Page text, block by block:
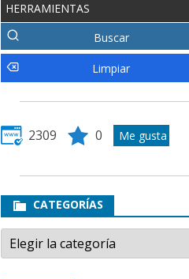
HERRAMIENTAS
2309 0
CATEGORÍAS
Categorías